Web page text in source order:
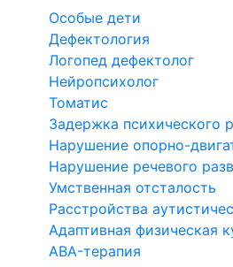
Особые дети
Дефектология
Логопед дефектолог
Нейропсихолог
Томатис
Задержка психического
Нарушение опорно-
Нарушение речевого
Умственная отсталость
Расстройства
Адаптивная физическая
ABA-терапия